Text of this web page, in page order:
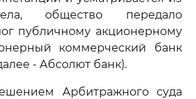
общество передало
публичному акционерному
коммерческий банк
- Абсолют банк).
Арбитражного суда